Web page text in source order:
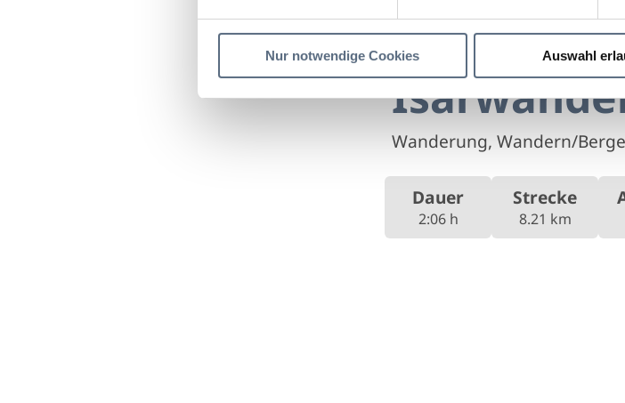
Nur notwendige Cookies Auswahl
Wanderung, Wandern/Berge
Dauer
2:06 h
Strecke
8.21 km